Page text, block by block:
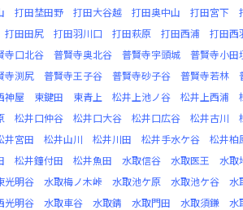
打田埜田野 打田大谷越 打田奥中山 打田宮下
打田田尻 打田羽川口 打田萩原 打田西浦 打田西
寺口北谷 普賢寺奥北谷 普賢寺宇頭城 普賢寺小田
寺渕尻 普賢寺王子谷 普賢寺砂子谷 普賢寺若林
神屋 東鍵田 東青上 松井上池ノ谷 松井上西浦
松井口仲谷 松井口大谷 松井口広谷 松井古川
井宮田 松井山川 松井川田 松井手水ケ谷 松井柏
松井鐘付田 松井魚田 水取信谷 水取医王 水取
光明谷 水取梅ノ木峠 水取池ケ原 水取池ケ谷 水
光明谷 水取車谷 水取錆 水取門田 水取須鎌 水